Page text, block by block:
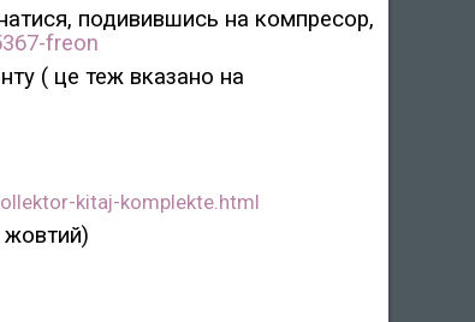
подивившись на компресор,
freon
( це теж вказано на
kitaj-komplekte.html
жовтий)